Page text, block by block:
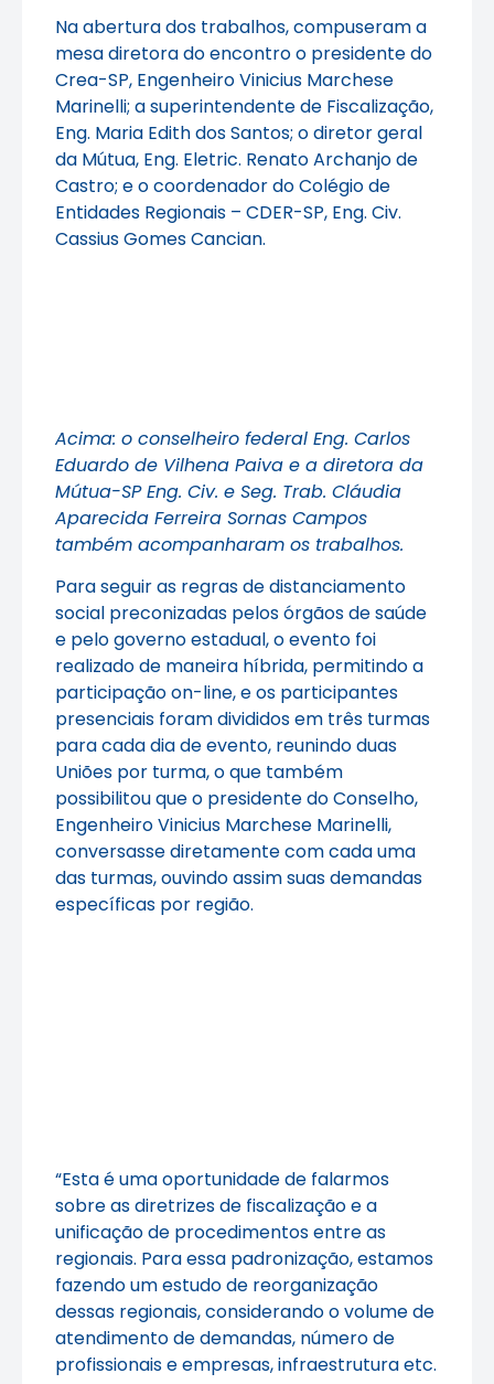
Na abertura dos trabalhos, compuseram a
mesa diretora do encontro o presidente do
Crea-SP, Engenheiro Vinicius Marchese
Marinelli; a superintendente de Fiscalização,
Eng. Maria Edith dos Santos; o diretor geral
da Mútua, Eng. Eletric. Renato Archanjo de
Castro; e o coordenador do Colégio de
Entidades Regionais – CDER-SP, Eng. Civ.
Cassius Gomes Cancian.
Acima: o conselheiro federal Eng. Carlos
Eduardo de Vilhena Paiva e a diretora da
Mútua-SP Eng. Civ. e Seg. Trab. Cláudia
Aparecida Ferreira Sornas Campos
também acompanharam os trabalhos.
Para seguir as regras de distanciamento
social preconizadas pelos órgãos de saúde
e pelo governo estadual, o evento foi
realizado de maneira híbrida, permitindo a
participação on-line, e os participantes
presenciais foram divididos em três turmas
para cada dia de evento, reunindo duas
Uniões por turma, o que também
possibilitou que o presidente do Conselho,
Engenheiro Vinicius Marchese Marinelli,
conversasse diretamente com cada uma
das turmas, ouvindo assim suas demandas
específicas por região.
“Esta é uma oportunidade de falarmos
sobre as diretrizes de fiscalização e a
unificação de procedimentos entre as
regionais. Para essa padronização, estamos
fazendo um estudo de reorganização
dessas regionais, considerando o volume de
atendimento de demandas, número de
profissionais e empresas, infraestrutura etc.